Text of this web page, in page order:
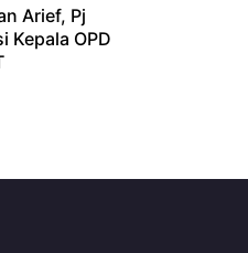
Arief, Pj
Kepala OPD